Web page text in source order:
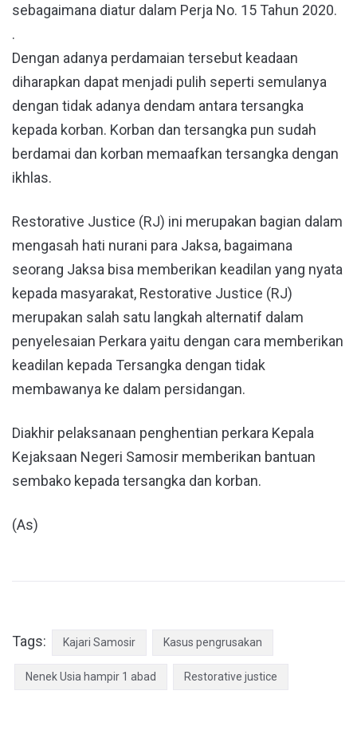
sebagaimana diatur dalam Perja No. 15 Tahun 2020.
.
Dengan adanya perdamaian tersebut keadaan
diharapkan dapat menjadi pulih seperti semulanya
dengan tidak adanya dendam antara tersangka
kepada korban. Korban dan tersangka pun sudah
berdamai dan korban memaafkan tersangka dengan
ikhlas.
Restorative Justice (RJ) ini merupakan bagian dalam
mengasah hati nurani para Jaksa, bagaimana
seorang Jaksa bisa memberikan keadilan yang nyata
kepada masyarakat, Restorative Justice (RJ)
merupakan salah satu langkah alternatif dalam
penyelesaian Perkara yaitu dengan cara memberikan
keadilan kepada Tersangka dengan tidak
membawanya ke dalam persidangan.
Diakhir pelaksanaan penghentian perkara Kepala
Kejaksaan Negeri Samosir memberikan bantuan
sembako kepada tersangka dan korban.
(As)
Tags: Kajari Samosir Kasus pengrusakan
Nenek Usia hampir 1 abad Restorative justice